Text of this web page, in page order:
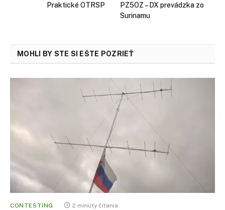
Praktické OTRSP
PZ5OZ – DX prevádzka zo
Surinamu
MOHLI BY STE SI EŠTE POZRIEŤ
CONTESTING 2 minúty čítania